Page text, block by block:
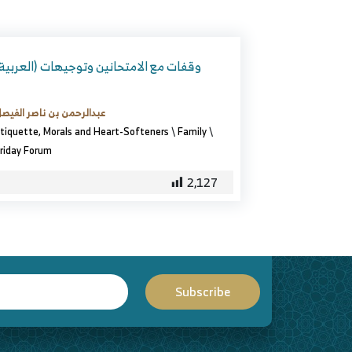
(العربية) وقفات مع الامتحانين وتوجيهات
عبدالرحمن بن ناصر
Morals and Heart-Softeners\Family\
Forum
2,127